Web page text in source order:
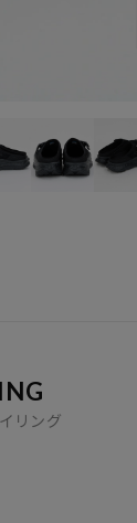
リング